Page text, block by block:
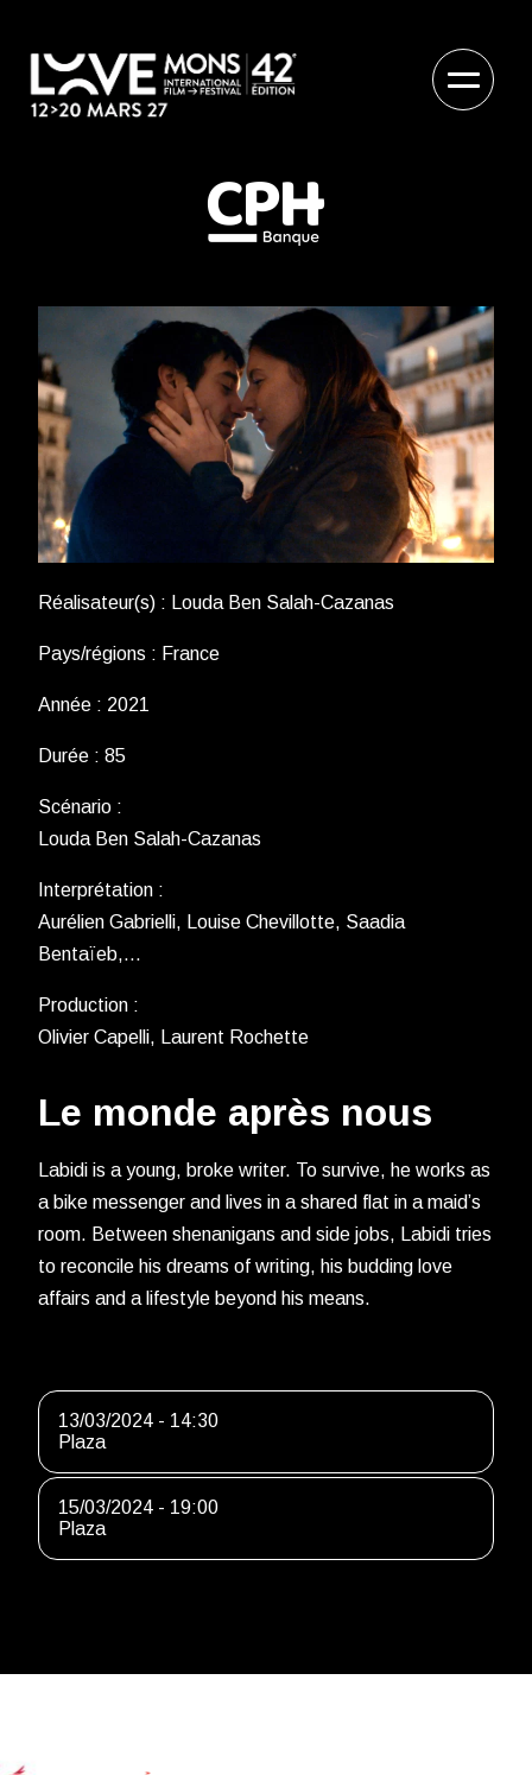
Réalisateur(s) : Louda Ben Salah-Cazanas
Pays/régions : France
Année : 2021
Durée : 85
Scénario :
Louda Ben Salah-Cazanas
Interprétation :
Aurélien Gabrielli, Louise Chevillotte, Saadia
Bentaïeb,…
Production :
Olivier Capelli, Laurent Rochette
Le monde après nous
Labidi is a young, broke writer. To survive, he works as
a bike messenger and lives in a shared flat in a maid’s
room. Between shenanigans and side jobs, Labidi tries
to reconcile his dreams of writing, his budding love
affairs and a lifestyle beyond his means.
13/03/2024 - 14:30
Plaza
15/03/2024 - 19:00
Plaza